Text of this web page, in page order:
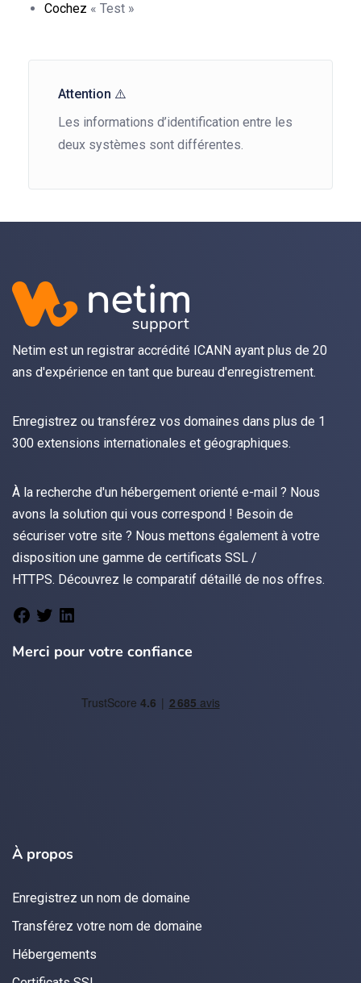
Cochez « Test »
Attention ⚠️
Les informations d’identification entre les
deux systèmes sont différentes.
Netim est un registrar accrédité ICANN ayant plus de 20
ans d'expérience en tant que bureau d'enregistrement.
Enregistrez ou transférez vos domaines dans plus de 1
300 extensions internationales et géographiques.
À la recherche d'un hébergement orienté e-mail ? Nous
avons la solution qui vous correspond ! Besoin de
sécuriser votre site ? Nous mettons également à votre
disposition une gamme de certificats SSL /
HTTPS. Découvrez le comparatif détaillé de nos offres.
Merci pour votre confiance
À propos
Enregistrez un nom de domaine
Transférez votre nom de domaine
Hébergements